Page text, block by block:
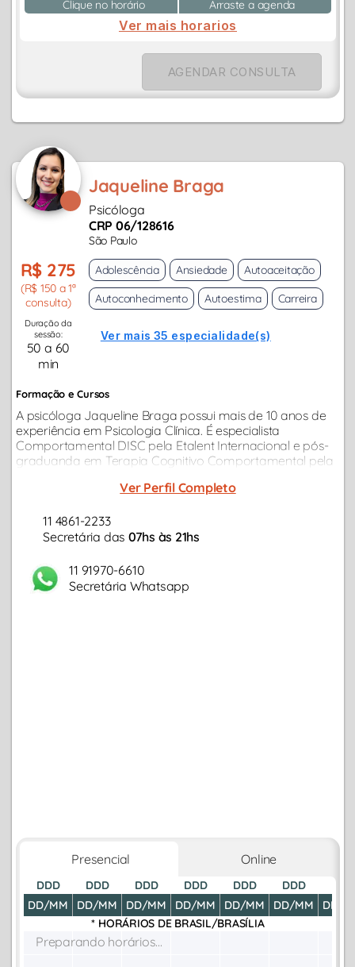
Clique no horário Arraste a agenda
Ver mais horarios
AGENDAR CONSULTA
Jaqueline Braga
Psicóloga
CRP 06/128616
São Paulo
R$ 275
(R$ 150 a 1ª
consulta)
Duração da
sessão:
50 a 60
min
Adolescência Ansiedade
Autoaceitação
Autoconhecimento
Autoestima Carreira
Ver mais 35 especialidade(s)
Formação e Cursos
A psicóloga Jaqueline Braga possui mais de 10 anos de
experiência em Psicologia Clínica. É especialista
Comportamental DISC pela Etalent Internacional e pós-
graduanda em Terapia Cognitivo Comportamental pela
pós-graduação em Psicologia...
Ver Perfil Completo
11 4861-2233
Secretária das 07hs às 21hs
11 91970-6610
Secretária Whatsapp
Presencial Online
DDD
DD/MM
DDD
DD/MM
DDD
DD/MM
DDD
DD/MM
DDD
DD/MM
DDD
DD/MM
DD/
* HORÁRIOS DE BRASIL/BRASÍLIA
Preparando horários...